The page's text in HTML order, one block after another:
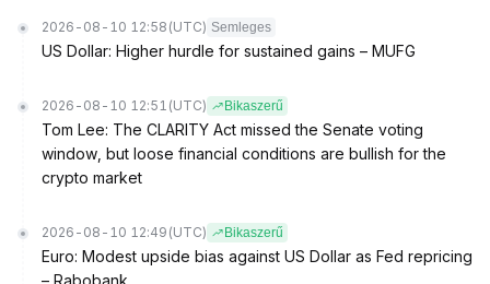
2026-08-10 12:58 (UTC) Semleges
US Dollar: Higher hurdle for sustained gains – MUFG
2026-08-10 12:51 (UTC) Bikaszerű
Tom Lee: The CLARITY Act missed the Senate voting
window, but loose financial conditions are bullish for the
crypto market
2026-08-10 12:49 (UTC) Bikaszerű
Euro: Modest upside bias against US Dollar as Fed repricing
– Rabobank